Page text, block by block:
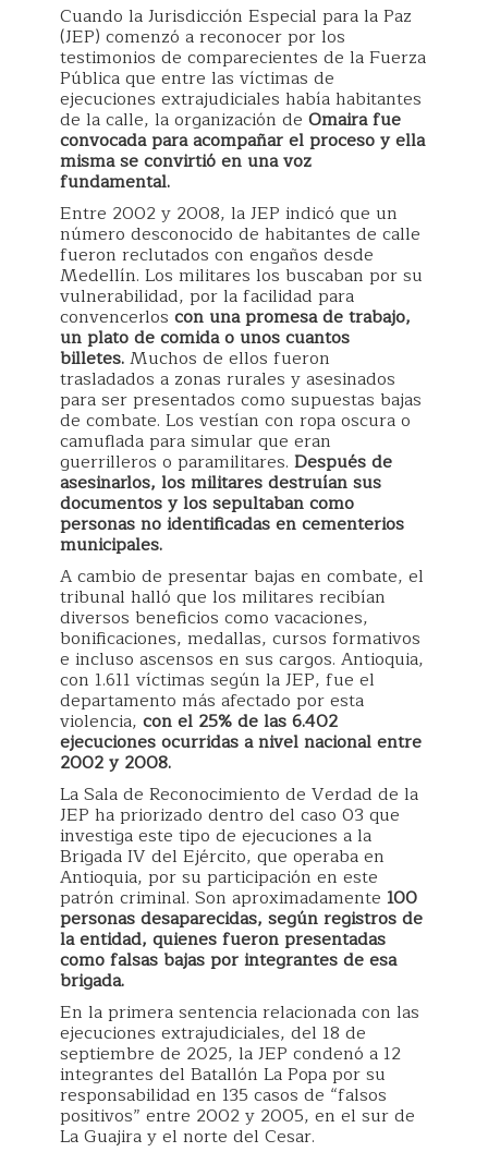
Cuando la Jurisdicción Especial para la Paz
(JEP) comenzó a reconocer por los
testimonios de comparecientes de la Fuerza
Pública que entre las víctimas de
ejecuciones extrajudiciales había habitantes
de la calle, la organización de Omaira fue
convocada para acompañar el proceso y ella
misma se convirtió en una voz
fundamental.
Entre 2002 y 2008, la JEP indicó que un
número desconocido de habitantes de calle
fueron reclutados con engaños desde
Medellín. Los militares los buscaban por su
vulnerabilidad, por la facilidad para
convencerlos con una promesa de trabajo,
un plato de comida o unos cuantos
billetes.Muchos de ellos fueron
trasladados a zonas rurales y asesinados
para ser presentados como supuestas bajas
de combate. Los vestían con ropa oscura o
camuflada para simular que eran
guerrilleros o paramilitares. Después de
asesinarlos, los militares destruían sus
documentos y los sepultaban como
personas no identificadas en cementerios
municipales.
A cambio de presentar bajas en combate, el
tribunal halló que los militares recibían
diversos beneficios como vacaciones,
bonificaciones, medallas, cursos formativos
e incluso ascensos en sus cargos. Antioquia,
con 1.611 víctimas según la JEP, fue el
departamento más afectado por esta
violencia, con el 25% de las 6.402
ejecuciones ocurridas a nivel nacional entre
2002 y 2008.
La Sala de Reconocimiento de Verdad de la
JEP ha priorizado dentro del caso 03 que
investiga este tipo de ejecuciones a la
Brigada IV del Ejército, que operaba en
Antioquia, por su participación en este
patrón criminal. Son aproximadamente 100
personas desaparecidas, según registros de
la entidad, quienes fueron presentadas
como falsas bajas por integrantes de esa
brigada.
En la primera sentencia relacionada con las
ejecuciones extrajudiciales, del 18 de
septiembre de 2025, la JEP condenó a 12
integrantes del Batallón La Popa por su
responsabilidad en 135 casos de “falsos
positivos” entre 2002 y 2005, en el sur de
La Guajira y el norte del Cesar.